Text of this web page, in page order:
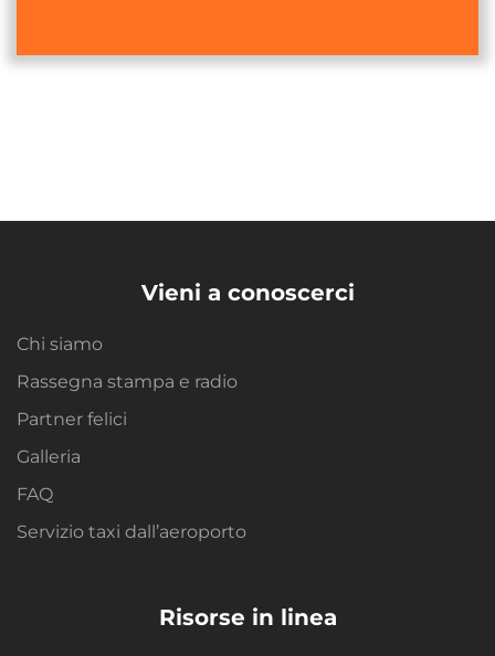
Vieni a conoscerci
Chi siamo
Rassegna stampa e radio
Partner felici
Galleria
FAQ
Servizio taxi dall’aeroporto
Risorse in linea